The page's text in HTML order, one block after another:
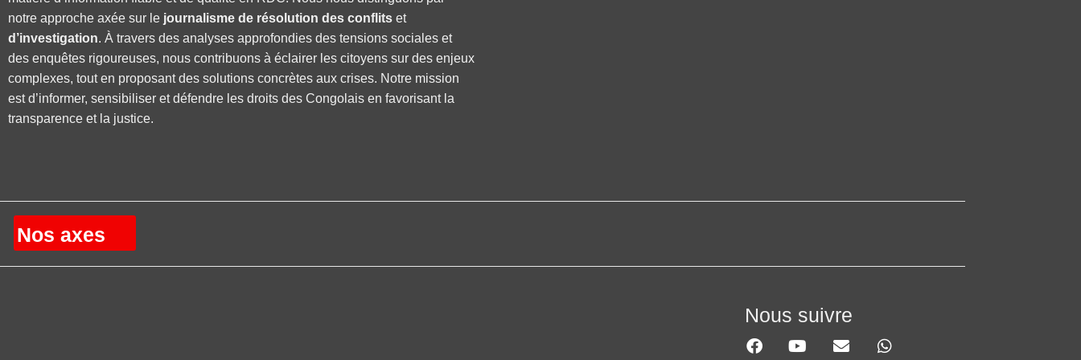
notre approche axée sur le journalisme de résolution des conflits et
d’investigation. À travers des analyses approfondies des tensions sociales et
des enquêtes rigoureuses, nous contribuons à éclairer les citoyens sur des enjeux
complexes, tout en proposant des solutions concrètes aux crises. Notre mission
est d’informer, sensibiliser et défendre les droits des Congolais en favorisant la
transparence et la justice.
Nos axes
Nous suivre